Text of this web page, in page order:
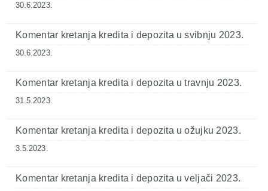
30.6.2023.
Komentar kretanja kredita i depozita u svibnju 2023.
30.6.2023.
Komentar kretanja kredita i depozita u travnju 2023.
31.5.2023.
Komentar kretanja kredita i depozita u ožujku 2023.
3.5.2023.
Komentar kretanja kredita i depozita u veljači 2023.